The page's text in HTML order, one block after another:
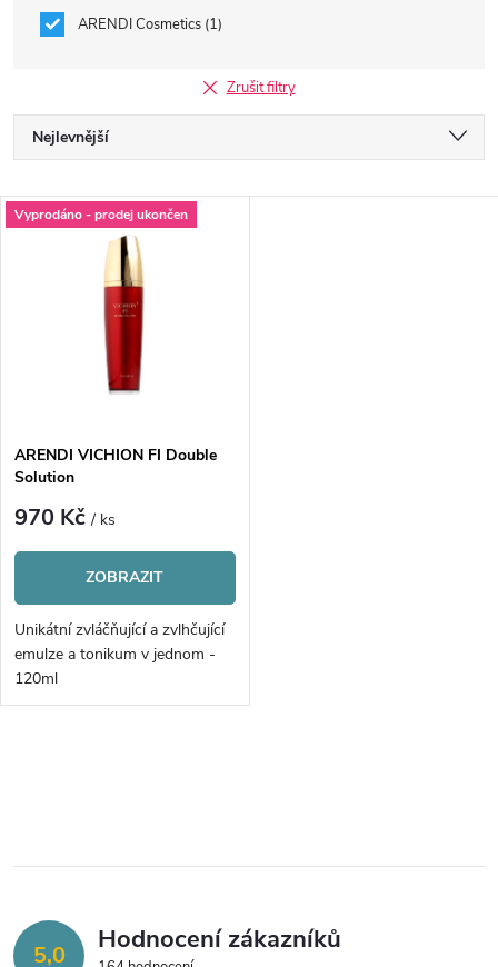
ARENDI Cosmetics 1
Zrušit filtry
Ř
a
p
r
o
d
u
ů
Nejlevnější
Nejprodávanější
V
s
p
r
o
d
u
Vyprodáno - prodej ukončen
ARENDI VICHION FI Double
Solution
970 Kč/ ks
ZOBRAZIT
Unikátní zvláčňující a zvlhčující
emulze a tonikum v jednom -
120ml
l
d 5,0 Hodnocení zákazníků